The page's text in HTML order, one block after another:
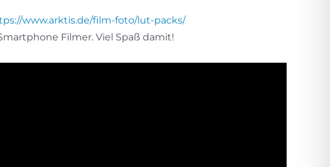
www.arktis.de/film-foto/lut-packs/
Filmer. Viel Spaß damit!